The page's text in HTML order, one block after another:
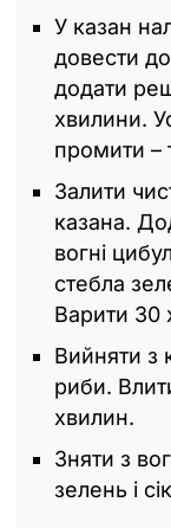
У казан
довести
додати
хвилини.
промити –
Залити
казана.
вогні
стебла
Варити 30
Вийняти з
риби.
хвилин.
Зняти з
зелень і